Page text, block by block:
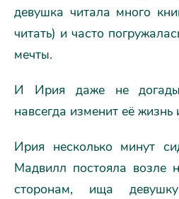
девушка читала много
читать) и часто
мечты.
И Ирия даже не
навсегда изменит её жизнь
Ирия несколько минут
Мадвилл постояла возле
сторонам, ища